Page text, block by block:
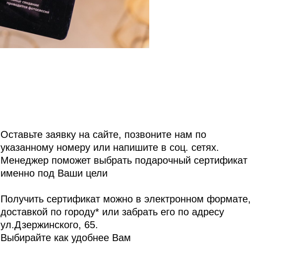
Оставьте заявку на сайте, позвоните нам по
указанному номеру или напишите в соц. сетях.
Менеджер поможет выбрать подарочный сертификат
именно под Ваши цели
Получить сертификат можно в электронном формате,
доставкой по городу* или забрать его по адресу
ул.Дзержинского, 65.
Выбирайте как удобнее Вам